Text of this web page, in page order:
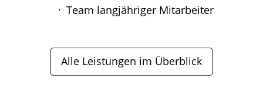
Team langjähriger Mitarbeiter
Alle Leistungen im Überblick